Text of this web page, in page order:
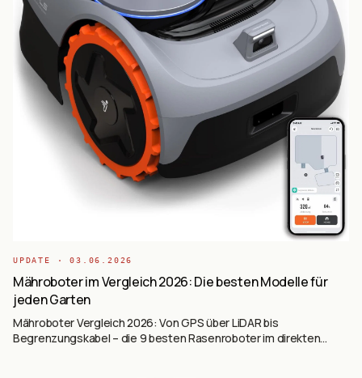
UPDATE ·03.06.2026
Mähroboter im Vergleich 2026: Die besten Modelle für
jeden Garten
Mähroboter Vergleich 2026: Von GPS über LiDAR bis
Begrenzungskabel – die 9 besten Rasenroboter im direkten